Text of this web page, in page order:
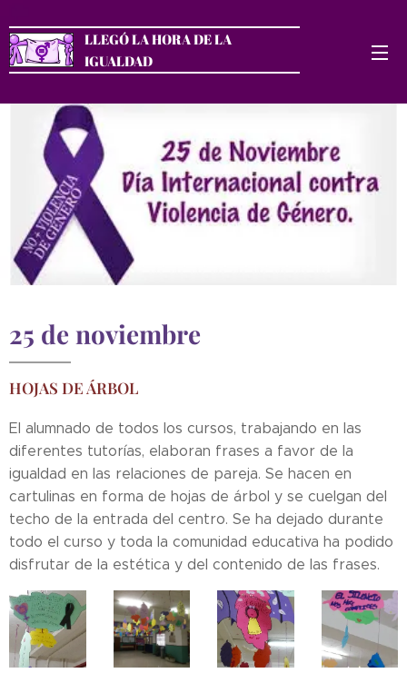
LLEGÓ LA HORA DE LA
IGUALDAD
25 de noviembre
HOJAS DE ÁRBOL
El alumnado de todos los cursos, trabajando en las
diferentes tutorías, elaboran frases a favor de la
igualdad en las relaciones de pareja. Se hacen en
cartulinas en forma de hojas de árbol y se cuelgan del
techo de la entrada del centro. Se ha dejado durante
todo el curso y toda la comunidad educativa ha podido
disfrutar de la estética y del contenido de las frases.